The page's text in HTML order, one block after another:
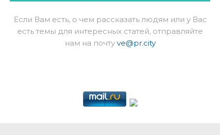
Если Вам есть, о чем рассказать людям или у Вас
есть темы для интересных статей, отправляйте
нам на почту ve@pr.city